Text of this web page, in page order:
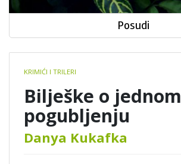
Book
details
KRIMIĆI I TRILERI
Bilješke o jednom
pogubljenju
Danya Kukafka
Posudi